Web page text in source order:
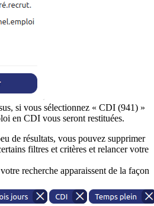
si vous sélectionnez « CDI (941) »
en CDI vous seront restituées.
de résultats, vous pouvez supprimer
filtres et critères et relancer votre
recherche apparaissent de la façon